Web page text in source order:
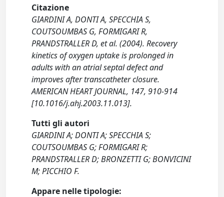
Citazione
GIARDINI A, DONTI A, SPECCHIA S,
COUTSOUMBAS G, FORMIGARI R,
PRANDSTRALLER D, et al. (2004). Recovery
kinetics of oxygen uptake is prolonged in
adults with an atrial septal defect and
improves after transcatheter closure.
AMERICAN HEART JOURNAL, 147, 910-914
[10.1016/j.ahj.2003.11.013].
Tutti gli autori
GIARDINI A; DONTI A; SPECCHIA S;
COUTSOUMBAS G; FORMIGARI R;
PRANDSTRALLER D; BRONZETTI G; BONVICINI
M; PICCHIO F.
Appare nelle tipologie: